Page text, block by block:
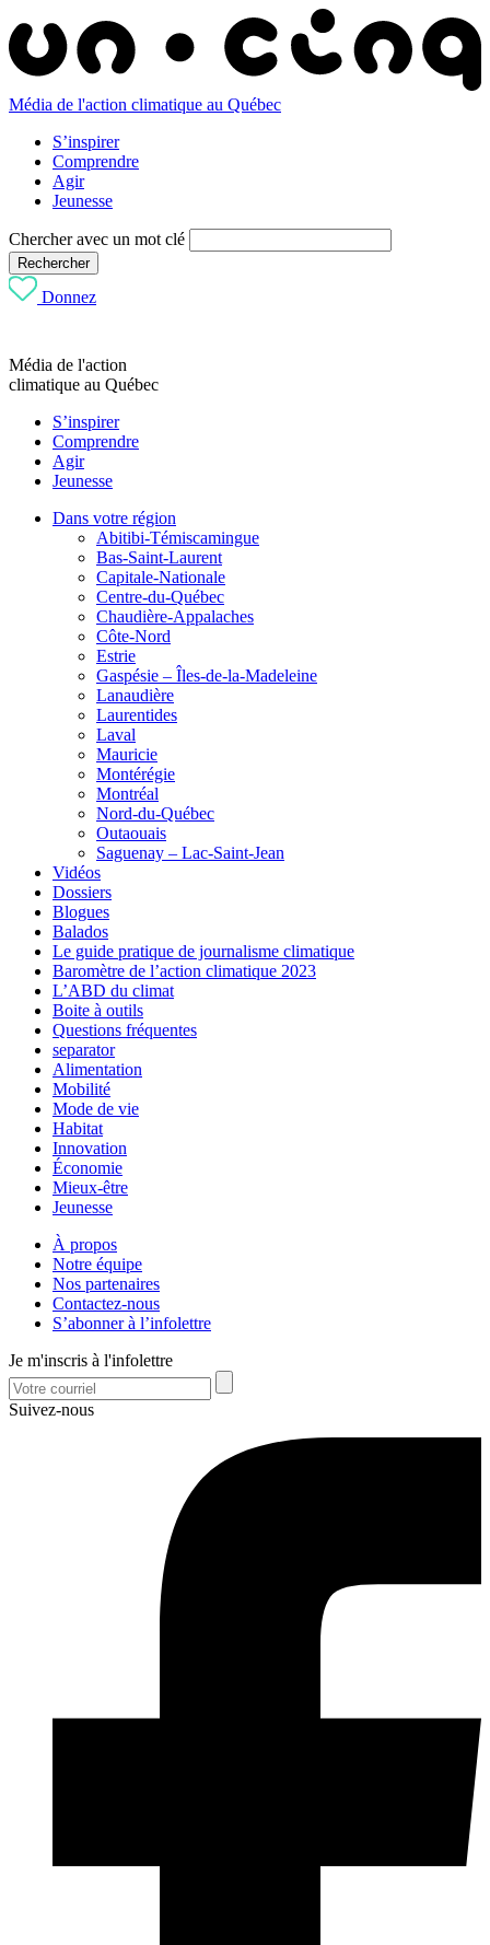
Média de l'action climatique au Québec
S’inspirer
Comprendre
Agir
Jeunesse
Chercher avec un mot clé
Rechercher
Donnez
Média de l'action
climatique au Québec
S’inspirer
Comprendre
Agir
Jeunesse
Dans votre région
Abitibi-Témiscamingue
Bas-Saint-Laurent
Capitale-Nationale
Centre-du-Québec
Chaudière-Appalaches
Côte-Nord
Estrie
Gaspésie – Îles-de-la-Madeleine
Lanaudière
Laurentides
Laval
Mauricie
Montérégie
Montréal
Nord-du-Québec
Outaouais
Saguenay – Lac-Saint-Jean
Vidéos
Dossiers
Blogues
Balados
Le guide pratique de journalisme climatique
Baromètre de l’action climatique 2023
L’ABD du climat
Boite à outils
Questions fréquentes
separator
Alimentation
Mobilité
Mode de vie
Habitat
Innovation
Économie
Mieux-être
Jeunesse
À propos
Notre équipe
Nos partenaires
Contactez-nous
S’abonner à l’infolettre
Je m'inscris à l'infolettre
Suivez-nous